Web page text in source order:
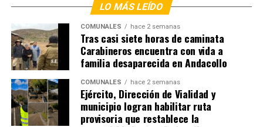
LO MÁS LEÍDO
COMUNALES hace 2 semanas
Tras casi siete horas de caminata
Carabineros encuentra con vida a
familia desaparecida en Andacollo
COMUNALES hace 2 semanas
Ejército, Dirección de Vialidad y
municipio logran habilitar ruta
provisoria que restablece la